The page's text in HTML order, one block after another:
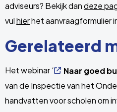
adviseurs? Bekijk dandeze
vulhierhet aanvraagformulier
Gerelateerd
Het webinar ‘ Naar goed
van de Inspectie van het
handvatten voor scholen om